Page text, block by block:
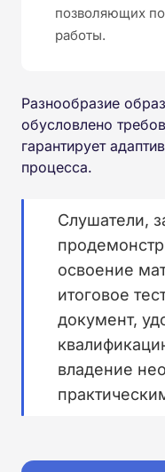
позволяющих
работы.
Разнообразие
обусловлено
гарантирует
процесса.
Слушатели,
освоение
итоговое
документ,
владение